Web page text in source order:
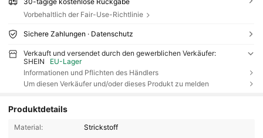
Vorbehaltlich der Fair-Use-Richtlinie
Sichere Zahlungen · Datenschutz
Verkauft und versendet durch den gewerblichen Verkäufer:
SHEIN
EU-Lager
Informationen und Pflichten des Händlers
Um diesen Verkäufer und/oder dieses Produkt zu melden
Produktdetails
Material:
Strickstoff